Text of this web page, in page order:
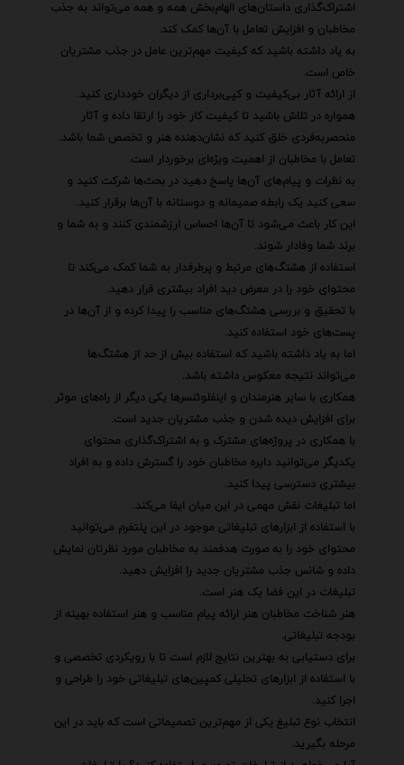
اشتراک‌گذاری داستان‌های الهام‌بخش همه و همه می‌تواند به جذب
مخاطبان و افزایش تعامل با آن‌ها کمک کند.
به یاد داشته باشید که کیفیت مهم‌ترین عامل در جذب مشتریان
خاص است.
از ارائه آثار بی‌کیفیت و کپی‌برداری از دیگران خودداری کنید.
همواره در تلاش باشید تا کیفیت کار خود را ارتقا داده و آثار
منحصربه‌فردی خلق کنید که نشان‌دهنده هنر و تخصص شما باشد.
تعامل با مخاطبان از اهمیت ویژه‌ای برخوردار است.
به نظرات و پیام‌های آن‌ها پاسخ دهید در بحث‌ها شرکت کنید و
سعی کنید یک رابطه صمیمانه و دوستانه با آن‌ها برقرار کنید.
این کار باعث می‌شود تا آن‌ها احساس ارزشمندی کنند و به شما و
برند شما وفادار شوند.
استفاده از هشتگ‌های مرتبط و پرطرفدار به شما کمک می‌کند تا
محتوای خود را در معرض دید افراد بیشتری قرار دهید.
با تحقیق و بررسی هشتگ‌های مناسب را پیدا کرده و از آن‌ها در
پست‌های خود استفاده کنید.
اما به یاد داشته باشید که استفاده بیش از حد از هشتگ‌ها
می‌تواند نتیجه معکوس داشته باشد.
همکاری با سایر هنرمندان و اینفلوئنسرها یکی دیگر از راه‌های موثر
برای افزایش دیده شدن و جذب مشتریان جدید است.
با همکاری در پروژه‌های مشترک و به اشتراک‌گذاری محتوای
یکدیگر می‌توانید دایره مخاطبان خود را گسترش داده و به افراد
بیشتری دسترسی پیدا کنید.
اما تبلیغات نقش مهمی در این میان ایفا می‌کند.
با استفاده از ابزارهای تبلیغاتی موجود در این پلتفرم می‌توانید
محتوای خود را به صورت هدفمند به مخاطبان مورد نظرتان نمایش
داده و شانس جذب مشتریان جدید را افزایش دهید.
تبلیغات در این فضا یک هنر است.
هنر شناخت مخاطبان هنر ارائه پیام مناسب و هنر استفاده بهینه از
بودجه تبلیغاتی.
برای دستیابی به بهترین نتایج لازم است تا با رویکردی تخصصی و
با استفاده از ابزارهای تحلیلی کمپین‌های تبلیغاتی خود را طراحی و
اجرا کنید.
انتخاب نوع تبلیغ یکی از مهم‌ترین تصمیماتی است که باید در این
مرحله بگیرید.